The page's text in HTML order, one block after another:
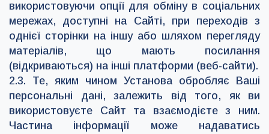
використовуючи опції для обміну в соціальних
мережах, доступні на Сайті, при переходів з
однієї сторінки на іншу або шляхом перегляду
матеріалів, що мають посилання
(відкриваються) на інші платформи (веб-сайти).
2.3. Те, яким чином Установа обробляє Ваші
персональні дані, залежить від того, як ви
використовуєте Сайт та взаємодієте з ним.
Частина інформації може надаватись